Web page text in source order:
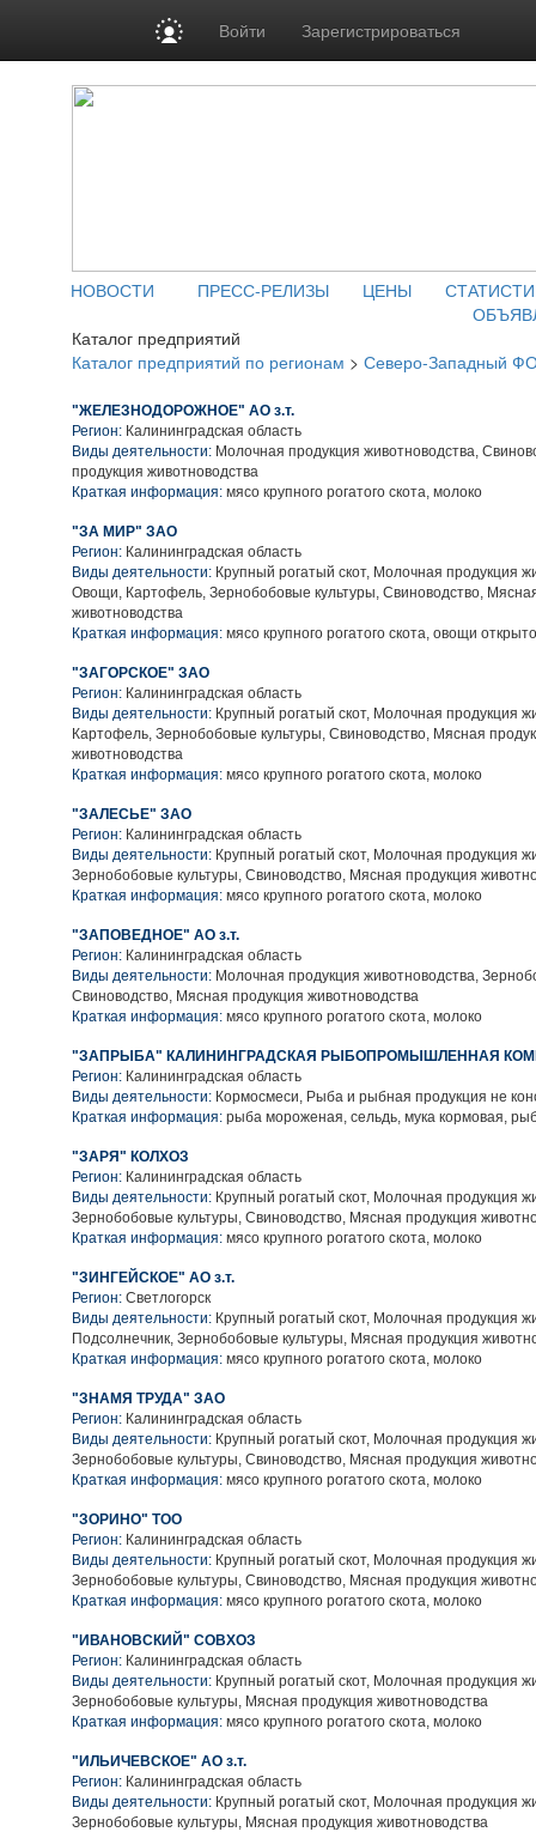
Войти Зарегистрироваться
НОВОСТИ ПРЕСС-РЕЛИЗЫ ЦЕНЫ
Каталог предприятий
Каталог предприятий по регионам > Северо-Западный
"ЖЕЛЕЗНОДОРОЖНОЕ" АО з.т.
Регион: Калининградская область
Виды деятельности: Молочная продукция животноводства,
продукция животноводства
Краткая информация: мясо крупного рогатого скота, молоко
"ЗА МИР" ЗАО
Регион: Калининградская область
Виды деятельности: Крупный рогатый скот, Молочная продукция
Овощи, Картофель, Зернобобовые культуры, Свиноводство,
животноводства
Краткая информация: мясо крупного рогатого скота, овощи
"ЗАГОРСКОЕ" ЗАО
Регион: Калининградская область
Виды деятельности: Крупный рогатый скот, Молочная продукция
Картофель, Зернобобовые культуры, Свиноводство, Мясная
животноводства
Краткая информация: мясо крупного рогатого скота, молоко
"ЗАЛЕСЬЕ" ЗАО
Регион: Калининградская область
Виды деятельности: Крупный рогатый скот, Молочная продукция
Зернобобовые культуры, Свиноводство, Мясная продукция
Краткая информация: мясо крупного рогатого скота, молоко
"ЗАПОВЕДНОЕ" АО з.т.
Регион: Калининградская область
Виды деятельности: Молочная продукция животноводства,
Свиноводство, Мясная продукция животноводства
Краткая информация: мясо крупного рогатого скота, молоко
"ЗАПРЫБА" КАЛИНИНГРАДСКАЯ РЫБОПРОМЫШЛЕННАЯ
Регион: Калининградская область
Виды деятельности: Кормосмеси, Рыба и рыбная продукция не
Краткая информация: рыба мороженая, сельдь, мука кормовая,
"ЗАРЯ" КОЛХОЗ
Регион: Калининградская область
Виды деятельности: Крупный рогатый скот, Молочная продукция
Зернобобовые культуры, Свиноводство, Мясная продукция
Краткая информация: мясо крупного рогатого скота, молоко
"ЗИНГЕЙСКОЕ" АО з.т.
Регион: Светлогорск
Виды деятельности: Крупный рогатый скот, Молочная продукция
Подсолнечник, Зернобобовые культуры, Мясная продукция
Краткая информация: мясо крупного рогатого скота, молоко
"ЗНАМЯ ТРУДА" ЗАО
Регион: Калининградская область
Виды деятельности: Крупный рогатый скот, Молочная продукция
Зернобобовые культуры, Свиноводство, Мясная продукция
Краткая информация: мясо крупного рогатого скота, молоко
"ЗОРИНО" ТОО
Регион: Калининградская область
Виды деятельности: Крупный рогатый скот, Молочная продукция
Зернобобовые культуры, Свиноводство, Мясная продукция
Краткая информация: мясо крупного рогатого скота, молоко
"ИВАНОВСКИЙ" СОВХОЗ
Регион: Калининградская область
Виды деятельности: Крупный рогатый скот, Молочная продукция
Зернобобовые культуры, Мясная продукция животноводства
Краткая информация: мясо крупного рогатого скота, молоко
"ИЛЬИЧЕВСКОЕ" АО з.т.
Регион: Калининградская область
Виды деятельности: Крупный рогатый скот, Молочная продукция
Зернобобовые культуры, Мясная продукция животноводства